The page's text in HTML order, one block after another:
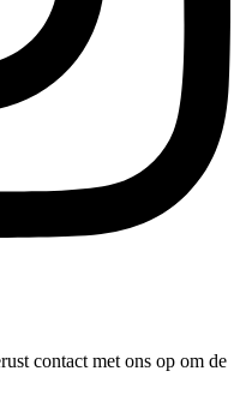
contact met ons op om de